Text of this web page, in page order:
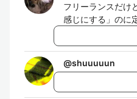
フリーランスだけ
感じにする」のに
@shuuuuun